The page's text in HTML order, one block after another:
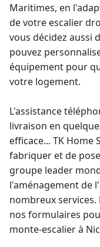
Maritimes, en
de votre escalier
vous décidez aussi
pouvez
équipement pour
votre logement.
L'assistance
livraison en
efficace... TK Home
fabriquer et de
groupe leader
l'aménagement de
nombreux
nos formulaires
monte-escalier à